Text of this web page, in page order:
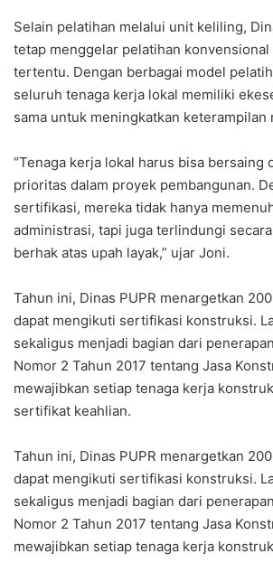
Selain pelatihan melalui unit keliling,
tetap menggelar pelatihan
tertentu. Dengan berbagai model
seluruh tenaga kerja lokal memiliki
sama untuk meningkatkan keterampilan
“Tenaga kerja lokal harus bisa bersaing
prioritas dalam proyek pembangunan.
sertifikasi, mereka tidak hanya
administrasi, tapi juga terlindungi
berhak atas upah layak,” ujar Joni.
Tahun ini, Dinas PUPR menargetkan
dapat mengikuti sertifikasi konstruksi.
sekaligus menjadi bagian dari
Nomor 2 Tahun 2017 tentang Jasa
mewajibkan setiap tenaga kerja
sertifikat keahlian.
Tahun ini, Dinas PUPR menargetkan
dapat mengikuti sertifikasi konstruksi.
sekaligus menjadi bagian dari
Nomor 2 Tahun 2017 tentang Jasa
mewajibkan setiap tenaga kerja